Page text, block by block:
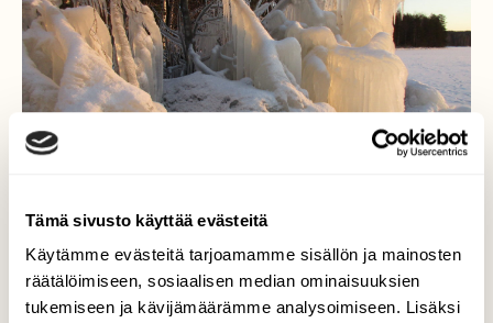
Tämä sivusto käyttää evästeitä
Käytämme evästeitä tarjoamamme sisällön ja mainosten
räätälöimiseen, sosiaalisen median ominaisuuksien
tukemiseen ja kävijämäärämme analysoimiseen. Lisäksi